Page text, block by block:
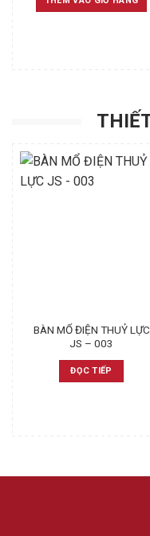
800.000 ₫.
BÀN MỔ ĐIỆN THUỶ LỰC
JS – 003
ĐỌC TIẾP